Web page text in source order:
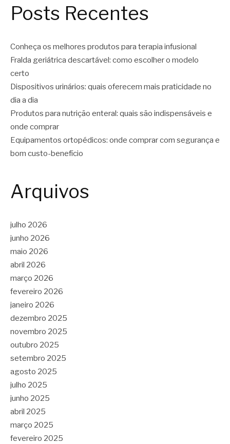
Posts Recentes
Conheça os melhores produtos para terapia infusional
Fralda geriátrica descartável: como escolher o modelo
certo
Dispositivos urinários: quais oferecem mais praticidade no
dia a dia
Produtos para nutrição enteral: quais são indispensáveis e
onde comprar
Equipamentos ortopédicos: onde comprar com segurança e
bom custo-benefício
Arquivos
julho 2026
junho 2026
maio 2026
abril 2026
março 2026
fevereiro 2026
janeiro 2026
dezembro 2025
novembro 2025
outubro 2025
setembro 2025
agosto 2025
julho 2025
junho 2025
abril 2025
março 2025
fevereiro 2025